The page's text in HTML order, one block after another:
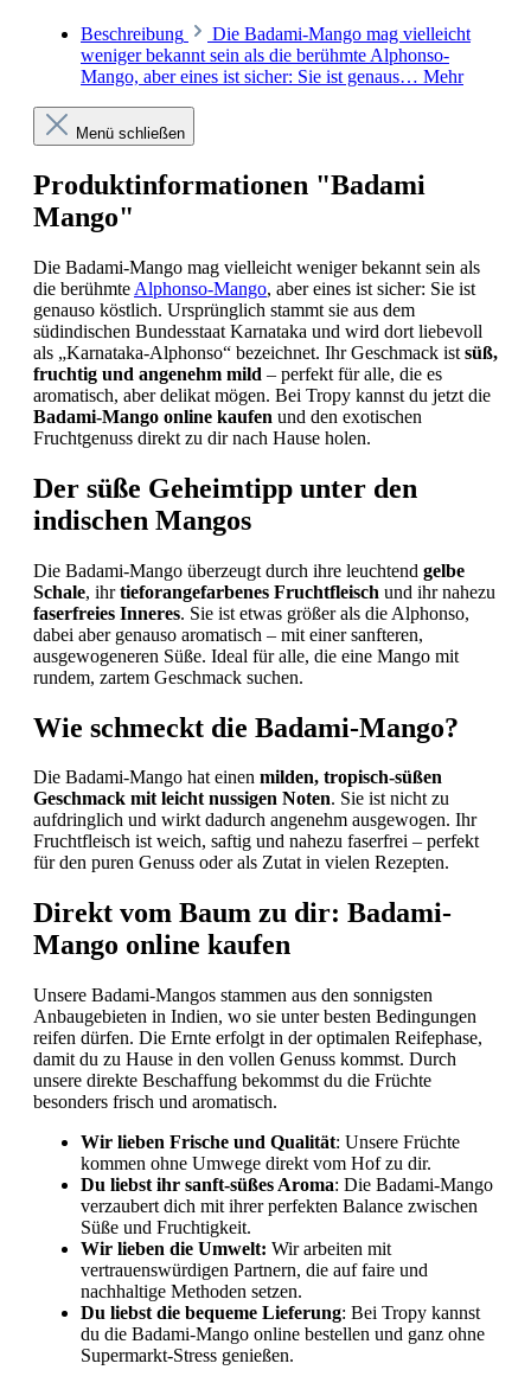
Beschreibung
Die Badami-Mango mag vielleicht
weniger bekannt sein als die berühmte Alphonso-
Mango, aber eines ist sicher: Sie ist genaus… Mehr
Menü schließen
Produktinformationen "Badami
Mango"
Die Badami-Mango mag vielleicht weniger bekannt sein als
die berühmte Alphonso-Mango, aber eines ist sicher: Sie ist
genauso köstlich. Ursprünglich stammt sie aus dem
südindischen Bundesstaat Karnataka und wird dort liebevoll
als „Karnataka-Alphonso“ bezeichnet. Ihr Geschmack ist süß,
fruchtig und angenehm mild – perfekt für alle, die es
aromatisch, aber delikat mögen. Bei Tropy kannst du jetzt die
Badami-Mango online kaufen und den exotischen
Fruchtgenuss direkt zu dir nach Hause holen.
Der süße Geheimtipp unter den
indischen Mangos
Die Badami-Mango überzeugt durch ihre leuchtend gelbe
Schale, ihrtieforangefarbenes Fruchtfleisch und ihr nahezu
faserfreies Inneres. Sie ist etwas größer als die Alphonso,
dabei aber genauso aromatisch – mit einer sanfteren,
ausgewogeneren Süße. Ideal für alle, die eine Mango mit
rundem, zartem Geschmack suchen.
Wie schmeckt die Badami-Mango?
Die Badami-Mango hat einen milden, tropisch-süßen
Geschmack mit leicht nussigen Noten. Sie ist nicht zu
aufdringlich und wirkt dadurch angenehm ausgewogen. Ihr
Fruchtfleisch ist weich, saftig und nahezu faserfrei – perfekt
für den puren Genuss oder als Zutat in vielen Rezepten.
Direkt vom Baum zu dir: Badami-
Mango online kaufen
Unsere Badami-Mangos stammen aus den sonnigsten
Anbaugebieten in Indien, wo sie unter besten Bedingungen
reifen dürfen. Die Ernte erfolgt in der optimalen Reifephase,
damit du zu Hause in den vollen Genuss kommst. Durch
unsere direkte Beschaffung bekommst du die Früchte
besonders frisch und aromatisch.
Wir lieben Frische und Qualität: Unsere Früchte
kommen ohne Umwege direkt vom Hof zu dir.
Du liebst ihr sanft-süßes Aroma: Die Badami-Mango
verzaubert dich mit ihrer perfekten Balance zwischen
Süße und Fruchtigkeit.
Wir lieben die Umwelt: Wir arbeiten mit
vertrauenswürdigen Partnern, die auf faire und
nachhaltige Methoden setzen.
Du liebst die bequeme Lieferung: Bei Tropy kannst
du die Badami-Mango online bestellen und ganz ohne
Supermarkt-Stress genießen.